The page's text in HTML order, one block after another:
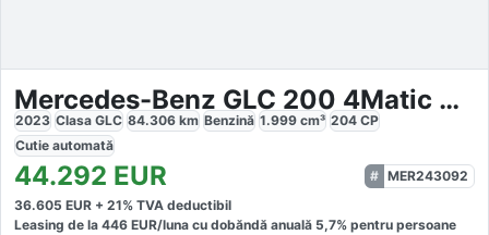
Mercedes-Benz GLC 200 4Matic AMG Line Advanced Night
2023 Clasa GLC 84.306 km Benzină 1.999 cm³ 204 CP
Cutie automată
44.292 EUR
MER243092
36.605 EUR + 21% TVA deductibil
Leasing de la 446 EUR/luna cu dobăndă anuală 5,7% pentru persoane